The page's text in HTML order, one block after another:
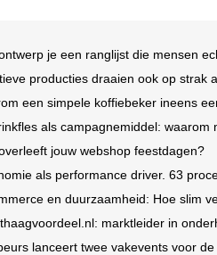
je een ranglijst die mensen
producties draaien ook op strak
een simpele koffiebeker ineens
als campagnemiddel: waarom
jouw webshop feestdagen?
als performance driver. 63
en duurzaamheid: Hoe slim
marktleider in
lanceert twee vakevents voor de